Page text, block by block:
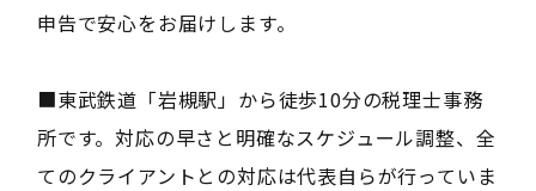
申告で安心をお届けします。
■東武鉄道「岩槻駅」から徒歩10分の税理士事務
所です。対応の早さと明確なスケジュール調整、全
てのクライアントとの対応は代表自らが行っていま